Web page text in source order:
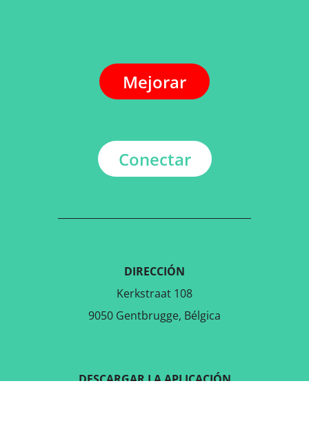
Mejorar
Conectar
DIRECCIÓN
Kerkstraat 108
9050 Gentbrugge, Bélgica
DESCARGAR LA APLICACIÓN